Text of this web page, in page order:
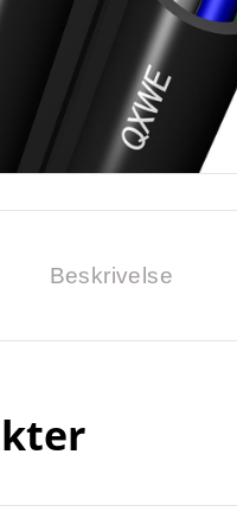
Beskrivelse